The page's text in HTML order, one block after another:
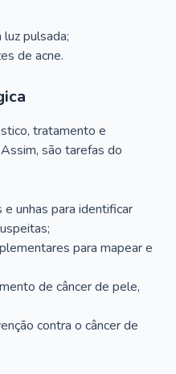
pulsada;
de acne.
tratamento e
são tarefas do
e unhas para identificar
para mapear e
de câncer de pele,
contra o câncer de